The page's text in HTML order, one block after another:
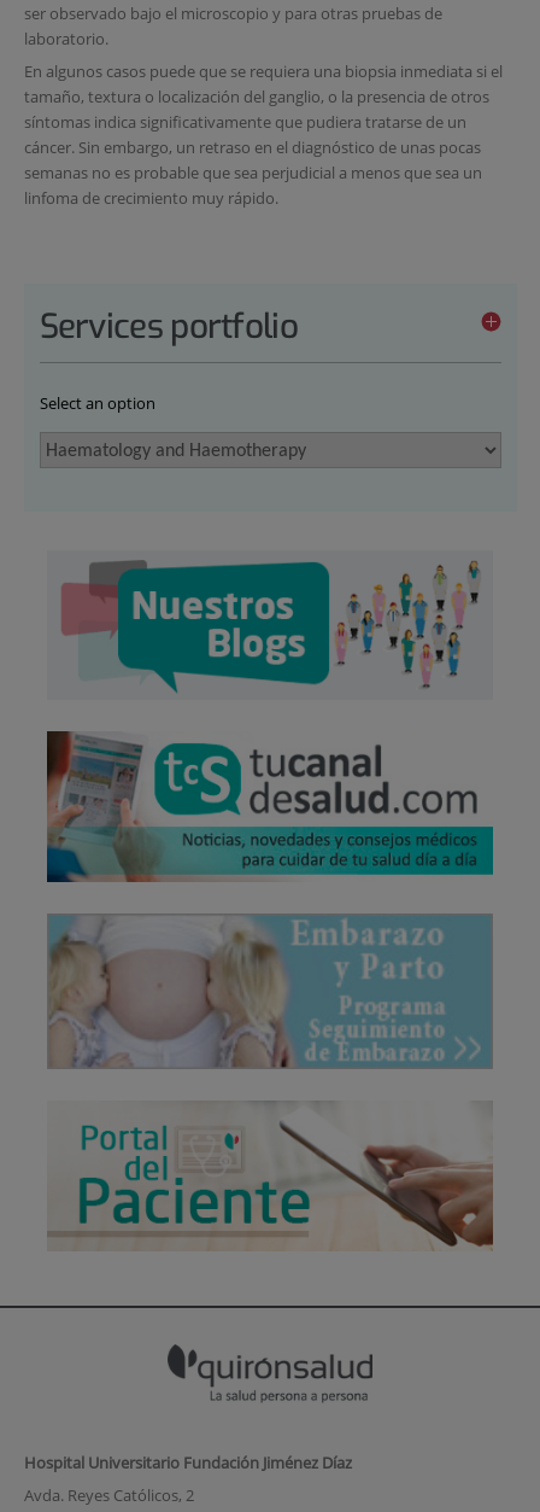
ser observado bajo el microscopio y para otras pruebas de
laboratorio.
En algunos casos puede que se requiera una biopsia inmediata si el
tamaño, textura o localización del ganglio, o la presencia de otros
síntomas indica significativamente que pudiera tratarse de un
cáncer. Sin embargo, un retraso en el diagnóstico de unas pocas
semanas no es probable que sea perjudicial a menos que sea un
linfoma de crecimiento muy rápido.
Services portfolio
Select an option
Hospital Universitario Fundación Jiménez Díaz
Avda. Reyes Católicos, 2